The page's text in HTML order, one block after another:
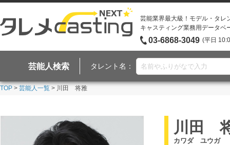
芸能業界最大級！モデル・タレ
キャスティング業務用データベ
03-6868-3049 (平日
芸能人検索 タレント名：
TOP > 芸能人一覧 > 川田 将雅
川田
カワダ ユウガ